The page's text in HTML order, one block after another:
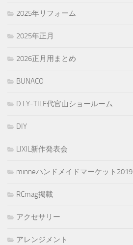
2025年リフォーム
2025年正月
2026正月用まとめ
BUNACO
D.I.Y-TILE代官山ショールーム
DIY
LIXIL新作発表会
minneハンドメイドマーケット2019
RCmag掲載
アクセサリー
アレンジメント